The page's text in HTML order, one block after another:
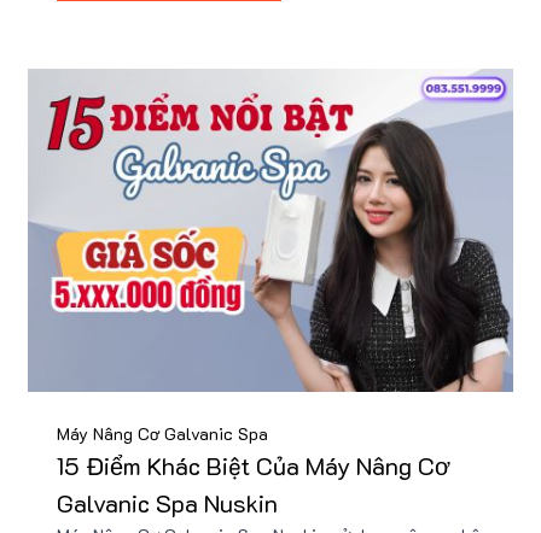
Máy Nâng Cơ Galvanic Spa
15 Điểm Khác Biệt Của Máy Nâng Cơ
Galvanic Spa Nuskin